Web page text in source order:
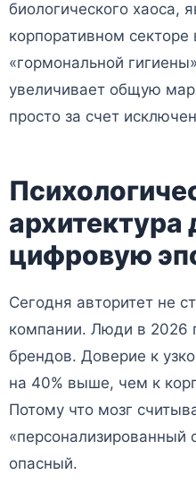
биологического хаоса,
корпоративном
«гормональной
увеличивает общую
просто за счет
архитектура
цифровую
Сегодня авторитет не
компании. Люди в 2026
брендов. Доверие к
на 40% выше, чем к
Потому что мозг
«персонализированный
опасный.